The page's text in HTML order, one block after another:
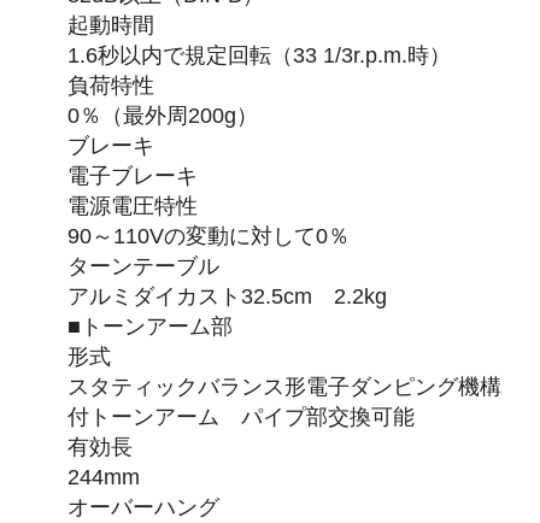
起動時間
1.6秒以内で規定回転（33 1/3r.p.m.時）
負荷特性
0％（最外周200g）
ブレーキ
電子ブレーキ
電源電圧特性
90～110Vの変動に対して0％
ターンテーブル
アルミダイカスト32.5cm 2.2kg
■トーンアーム部
形式
スタティックバランス形電子ダンピング機構
付トーンアーム パイプ部交換可能
有効長
244mm
オーバーハング